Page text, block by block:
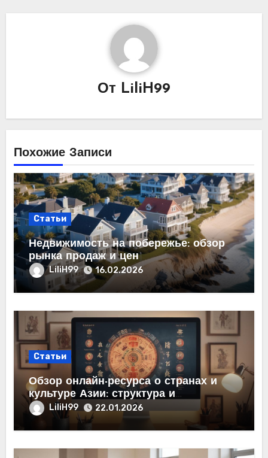
От LiliH99
Похожие Записи
Статьи
Недвижимость на побережье: обзор
рынка продаж и цен
LiliH99 16.02.2026
Статьи
Обзор онлайн-ресурса о странах и
культуре Азии: структура и
содержание
LiliH99 22.01.2026